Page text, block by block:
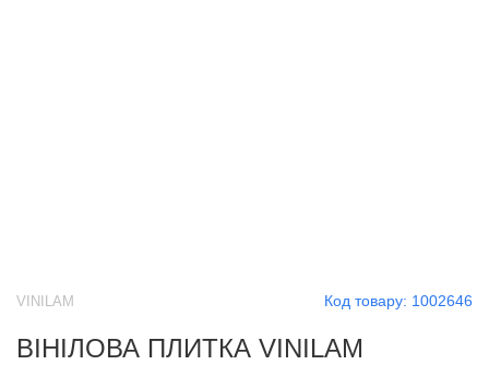
Код товару: 1002646
VINILAM
ВІНІЛОВА ПЛИТКА VINILAM